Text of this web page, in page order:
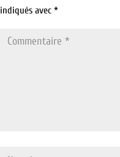
indiqués avec *